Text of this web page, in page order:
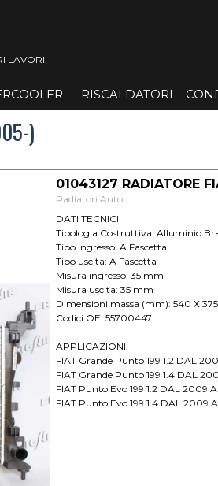
LAVORI
▼ ▼
RISCALDATORI
)
01043127 RADIATORE
Radiatori Auto
DATI TECNICI
Tipologia Costruttiva: Alluminio
Tipo ingresso: A Fascetta
Tipo uscita: A Fascetta
Misura ingresso: 35 mm
Misura uscita: 35 mm
Dimensioni massa (mm): 540 X
Codici OE: 55700447
APPLICAZIONI:
FIAT Grande Punto 199 1.2 DAL
FIAT Grande Punto 199 1.4 DAL
FIAT Punto Evo 199 1.2 DAL 2009
FIAT Punto Evo 199 1.4 DAL 2009